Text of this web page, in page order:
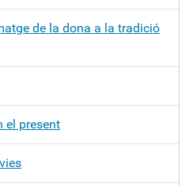
de la dona a la tradició
el present